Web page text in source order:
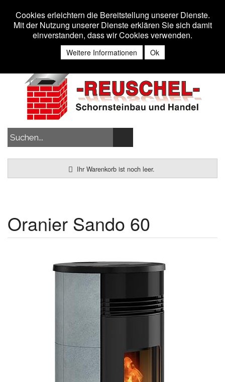
Anmelden
Ihr Warenkorb ist noch leer.
MENU
Oranier Sando 60
Cookies erleichtern die Bereitstellung unserer Dienste.
Mit der Nutzung unserer Dienste erklären Sie sich damit
einverstanden, dass wir Cookies verwenden.
Weitere Informationen Ok